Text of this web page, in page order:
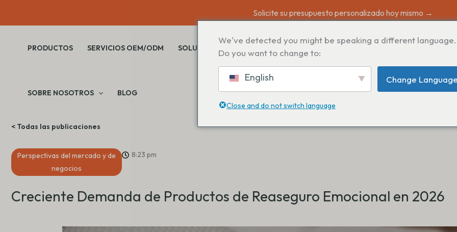
Solicite su presupuesto personalizado hoy mismo →
PRODUCTOS SERVICIOS OEM/ODM SOLUCIONES
SOBRE NOSOTROS BLOG
< Todas las publicaciones
Perspectivas del mercado y de
negocios
8:23 pm
Creciente Demanda de Productos de Reaseguro Emocional en 2026
We've detected you might be speaking a different language.
Do you want to change to:
English Change Language
Close and do not switch language